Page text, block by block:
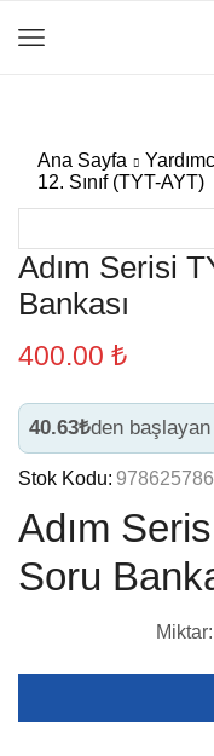
Ana Sayfa
12. Sınıf (TYT-AYT)
Adım Serisi
Bankası
400.00 ₺
40.63₺den
Stok Kodu:
Adım
Soru